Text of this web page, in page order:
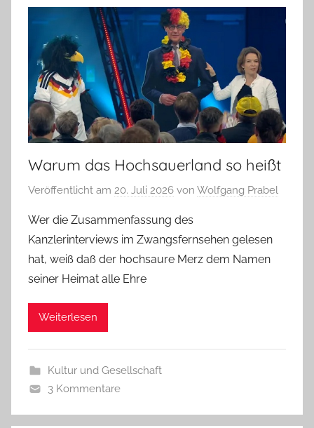
Warum das Hochsauerland so heißt
Veröffentlicht am 20. Juli 2026 von Wolfgang Prabel
Wer die Zusammenfassung des
Kanzlerinterviews im Zwangsfernsehen gelesen
hat, weiß daß der hochsaure Merz dem Namen
seiner Heimat alle Ehre
Weiterlesen
Kultur und Gesellschaft
3 Kommentare